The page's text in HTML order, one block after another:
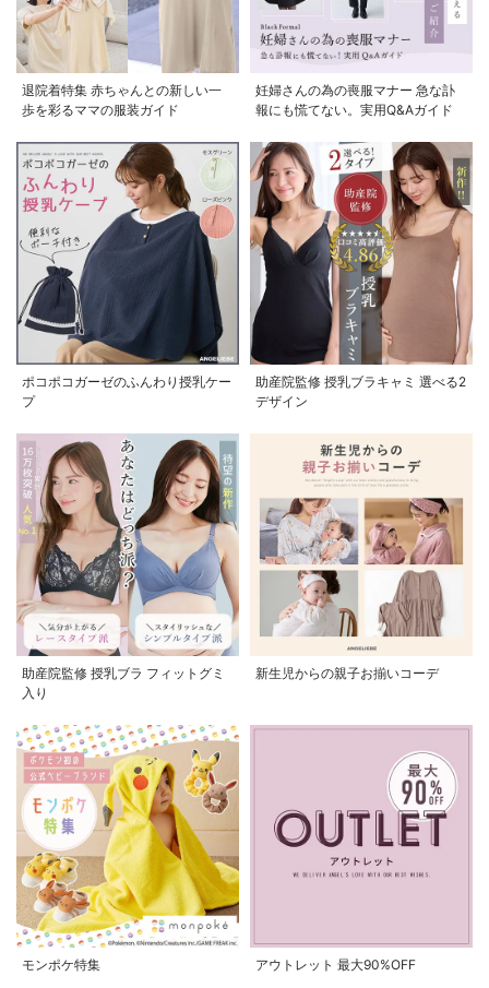
退院着特集 赤ちゃんとの新しい一
歩を彩るママの服装ガイド
妊婦さんの為の喪服マナー 急な訃
報にも慌てない。実用Q&Aガイド
ポコポコガーゼのふんわり授乳ケー
プ
助産院監修 授乳ブラキャミ 選べる2
デザイン
助産院監修 授乳ブラ フィットグミ
入り
新生児からの親子お揃いコーデ
モンポケ特集 アウトレット 最大90%OFF